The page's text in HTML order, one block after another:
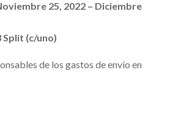
25, 2022 – Diciembre
Split (c/uno)
de los gastos de envío en